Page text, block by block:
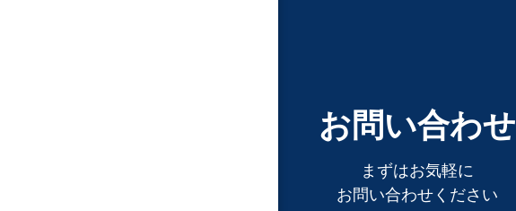
お問い合わせ
まずはお気軽に
お問い合わせください